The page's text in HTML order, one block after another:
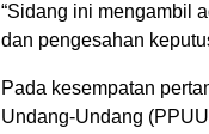
“Sidang ini mengambil
dan pengesahan
Pada kesempatan
Undang-Undang